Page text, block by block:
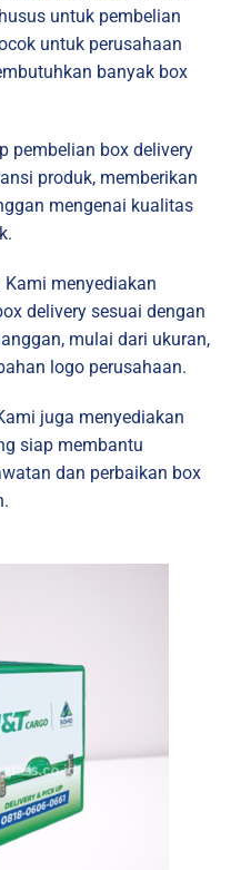
untuk pembelian
untuk perusahaan
banyak box
pembelian box delivery
produk, memberikan
mengenai kualitas
Kami menyediakan
delivery sesuai dengan
mulai dari ukuran,
logo perusahaan.
juga menyediakan
siap membantu
dan perbaikan box